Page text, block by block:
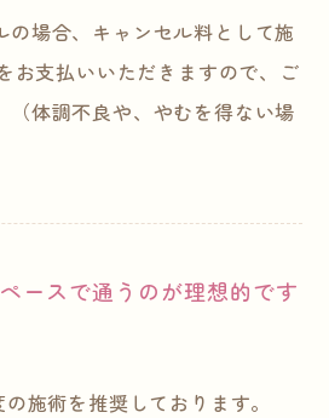
の場合、キャンセル料として施
お支払いいただきますので、ご
（体調不良や、やむを得ない場
ースで通うのが理想的です
施術を推奨しております。